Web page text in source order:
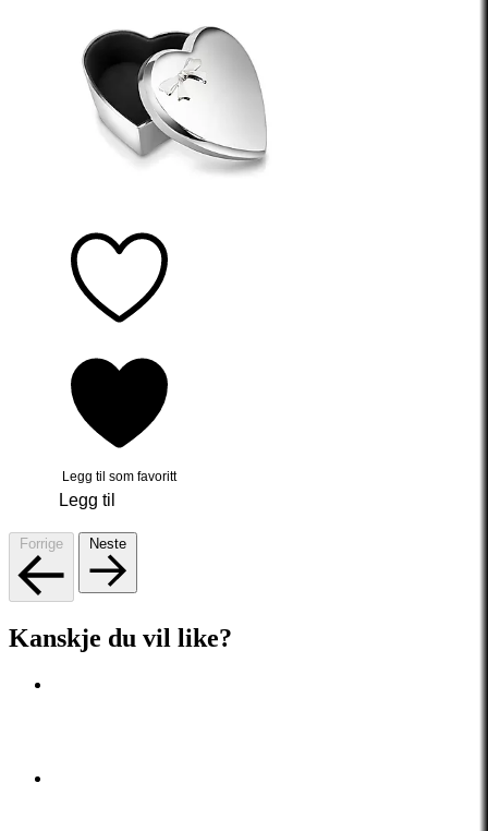
Legg til som favoritt
Legg til
Forrige Neste
Kanskje du vil like?